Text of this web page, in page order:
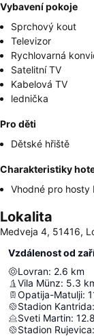
Vybavení pokoje
Sprchový kout
Televizor
Rychlovarná
Satelitní TV
Kabelová TV
lednička
Pro děti
Dětské hřiště
Charakteristiky
Vhodné pro hosty
Lokalita
Medveja 4, 51416,
Vzdálenost od
Lovran: 2.6 km
Vila Münz: 5.3
Opatija-Matulji:
Stadion Kantrida:
Sveti Martin: 12.8
Stadion Rujevica: